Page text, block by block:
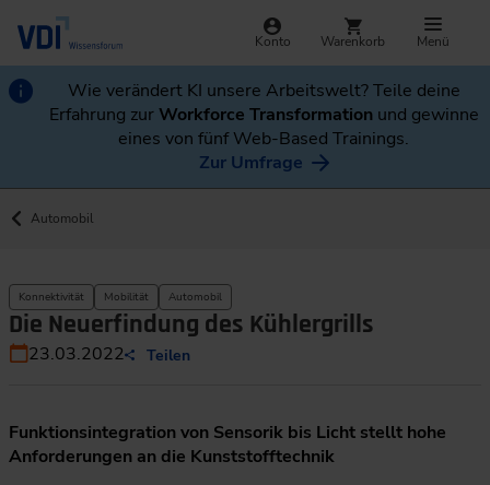
Konto Warenkorb Menü
Wie verändert KI unsere Arbeitswelt? Teile deine
Erfahrung zurWorkforce Transformation und gewinne
eines von fünf Web-Based Trainings.
Zur Umfrage
Automobil
Konnektivität Mobilität Automobil
Die Neuerfindung des Kühlergrills
23.03.2022 Teilen
Funktionsintegration von Sensorik bis Licht stellt hohe
Anforderungen an die Kunststofftechnik